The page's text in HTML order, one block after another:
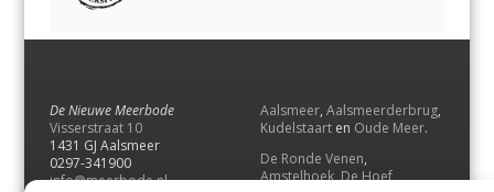
De Nieuwe Meerbode
Visserstraat 10
1431 GJ Aalsmeer
0297-341900
info@meerbode.nl
Aalsmeer, Aalsmeerderbrug,
Kudelstaart en Oude Meer.
De Ronde Venen,
Amstelhoek,De Hoef,